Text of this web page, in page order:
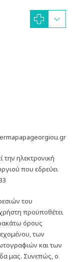
την ηλεκτρονική
που εδρεύει
του
προϋποθέτει
όρους
των
και των
μας. Συνεπώς, ο